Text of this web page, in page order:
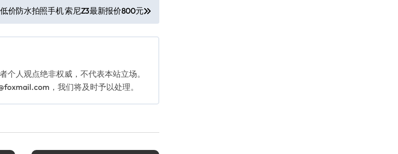
低价防水拍照手机 索尼Z3最新报价800元
个人观点绝非权威，不代表本站立场。
，我们将及时予以处理。